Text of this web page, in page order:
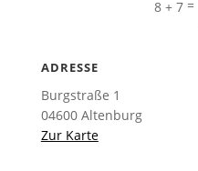
8 + 7 =
ADRESSE
Burgstraße 1
04600 Altenburg
Zur Karte